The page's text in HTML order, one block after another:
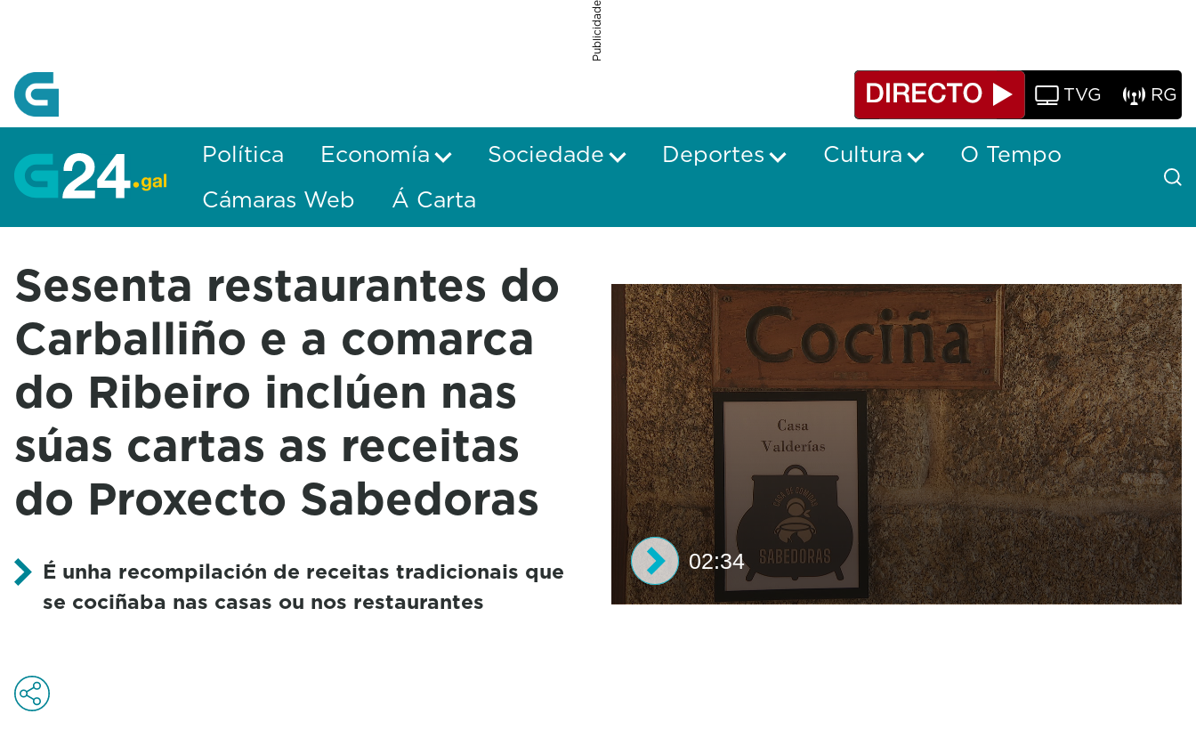
Publicidade
TVG RG
Política Economía Sociedade Deportes Cultura
O Tempo
Cámaras Web
Á Carta
Sesenta restaurantes do
Carballiño e a comarca
do Ribeiro inclúen nas
súas cartas as receitas
do Proxecto Sabedoras
É unha recompilación de receitas tradicionais que
se cociñaba nas casas ou nos restaurantes
02:34